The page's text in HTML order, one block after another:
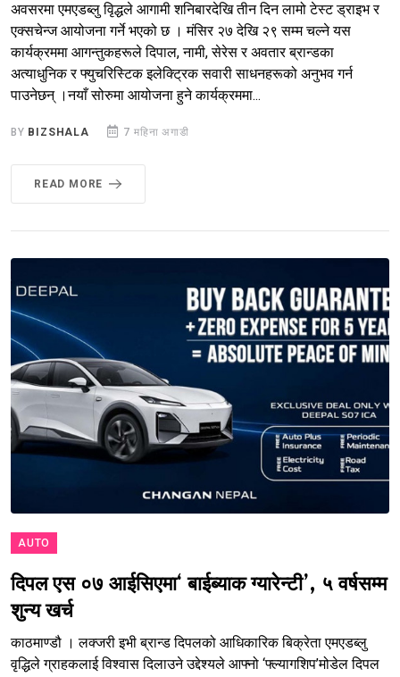
अवसरमा एमएडब्लु वृिद्धले आगामी शनिबारदेखि तीन दिन लामो टेस्ट ड्राइभ र
एक्सचेन्ज आयोजना गर्ने भएको छ । मंसिर २७ देखि २९ सम्म चल्ने यस
कार्यक्रममा आगन्तुकहरूले दिपाल, नामी, सेरेस र अवतार ब्रान्डका
अत्याधुनिक र फ्युचरिस्टिक इलेक्ट्रिक सवारी साधनहरूको अनुभव गर्न
पाउनेछन् ।नयाँ सोरुमा आयोजना हुने कार्यक्रममा...
BY BIZSHALA 7 महिना अगाडी
READ MORE
AUTO
दिपल एस ०७ आईसिएमा‘ बाईब्याक ग्यारेन्टी’, ५ वर्षसम्म
शुन्य खर्च
काठमाण्डौ । लक्जरी इभी ब्रान्ड दिपलको आधिकारिक बिक्रेता एमएडब्लु
वृद्धिले ग्राहकलाई विश्वास दिलाउने उद्देश्यले आफ्नो ‘फ्ल्यागशिप’मोडेल दिपल